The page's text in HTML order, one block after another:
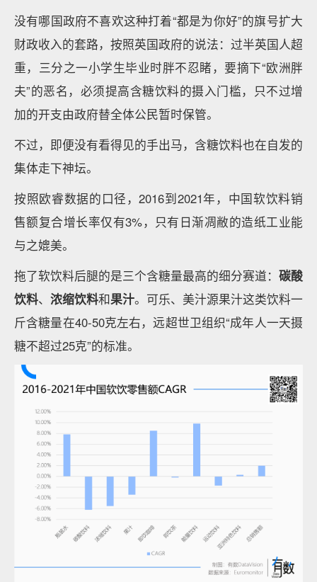
没有哪国政府不喜欢这种打着“都是为你好”的旗号扩大
财政收入的套路，按照英国政府的说法：过半英国人超
重，三分之一小学生毕业时胖不忍睹，要摘下“欧洲胖
夫”的恶名，必须提高含糖饮料的摄入门槛，只不过增
加的开支由政府替全体公民暂时保管。
不过，即便没有看得见的手出马，含糖饮料也在自发的
集体走下神坛。
按照欧睿数据的口径，2016到2021年，中国软饮料销
售额复合增长率仅有3%，只有日渐凋敝的造纸工业能
与之媲美。
拖了软饮料后腿的是三个含糖量最高的细分赛道： 碳酸
饮料、 浓缩饮料和果汁。可乐、美汁源果汁这类饮料一
斤含糖量在40-50克左右，远超世卫组织“成年人一天摄
糖不超过25克”的标准。